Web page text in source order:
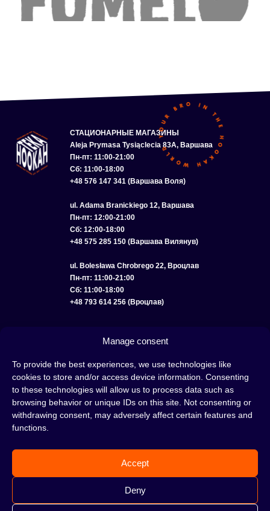
Manage consent
To provide the best experiences, we use technologies like
cookies to store and/or access device information. Consenting
to these technologies will allow us to process data such as
browsing behavior or unique IDs on this site. Not consenting or
withdrawing consent, may adversely affect certain features and
functions.
Accept
Deny
СТАЦИОНАРНЫЕ МАГАЗИНЫ
Aleja Prymasa Tysiąclecia 83A, Варшава
Пн-пт: 11:00-21:00
Сб: 11:00-18:00
+48 576 147 341 (Варшава Воля)
ul. Adama Branickiego 12, Варшава
Пн-пт: 12:00-21:00
Сб: 12:00-18:00
+48 575 285 150 (Варшава Вилянув)
ul. Bolesława Chrobrego 22, Вроцлав
Пн-пт: 11:00-21:00
Сб: 11:00-18:00
+48 793 614 256 (Вроцлав)
УСЛОВИЯ ИСПОЛЬЗОВАНИЯ ПОЛИТИКА COOKIE
Кальян — это отличная идея для вечера, проведенного с друзьями или в
одиночестве; это интересный ритуал, который покорил сердца многих людей.
Несмотря на то, знакомы тебе слова «кальян» или «кальянный табак» или
нет, это место идеально подходит для тебя!
е жди, а сразу отправляйся в наш
кальянный магазин и совершай покупки.